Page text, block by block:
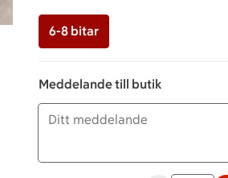
6-8 bitar
Meddelande till butik